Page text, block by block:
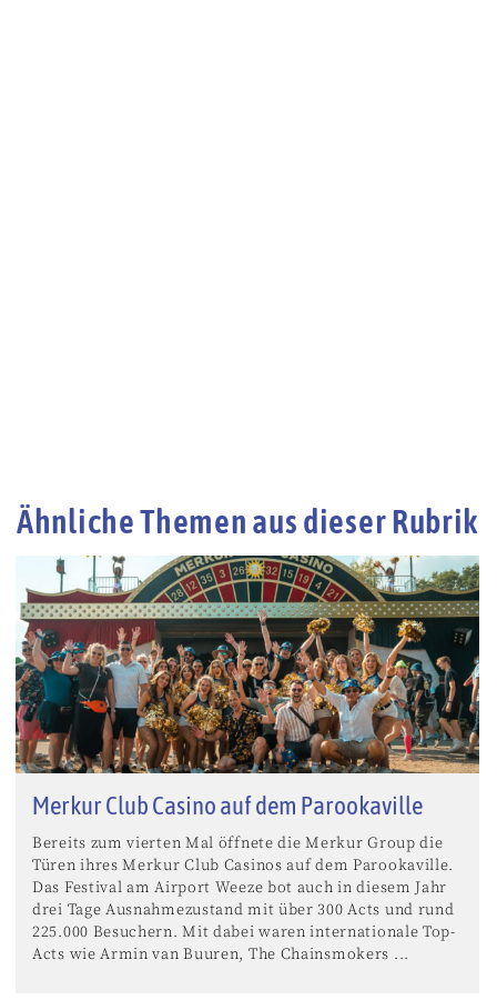
Ähnliche Themen aus dieser Rubrik
Merkur Club Casino auf dem Parookaville
Bereits zum vierten Mal öffnete die Merkur Group die
Türen ihres Merkur Club Casinos auf dem Parookaville.
Das Festival am Airport Weeze bot auch in diesem Jahr
drei Tage Ausnahmezustand mit über 300 Acts und rund
225.000 Besuchern. Mit dabei waren internationale Top-
Acts wie Armin van Buuren, The Chainsmokers ...